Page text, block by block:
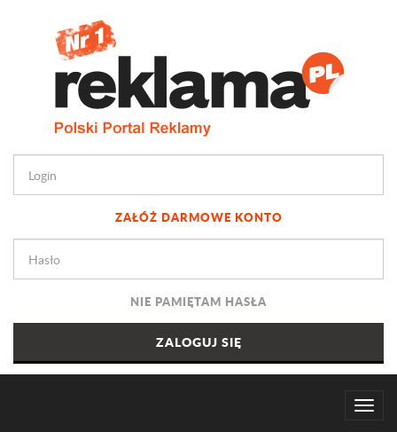
ZAŁÓŻ DARMOWE KONTO
NIE PAMIĘTAM HASŁA